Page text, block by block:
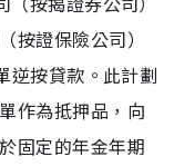
按證保險公司）
逆按貸款。此計劃
作為抵押品，向
固定的年金年期